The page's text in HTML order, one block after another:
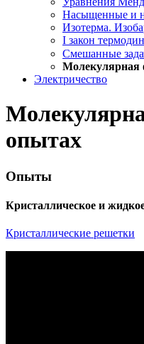
Насыщенные и
Изотерма.
I закон
Смешанные
Молекулярная
Электричество
опытах
Опыты
Кристаллическое и
Кристаллические решетки